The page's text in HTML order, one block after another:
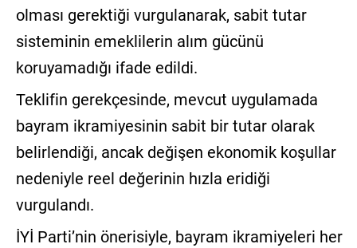
olması gerektiği vurgulanarak, sabit tutar
sisteminin emeklilerin alım gücünü
koruyamadığı ifade edildi.
Teklifin gerekçesinde, mevcut uygulamada
bayram ikramiyesinin sabit bir tutar olarak
belirlendiği, ancak değişen ekonomik koşullar
nedeniyle reel değerinin hızla eridiği
vurgulandı.
İYİ Parti’nin önerisiyle, bayram ikramiyeleri her